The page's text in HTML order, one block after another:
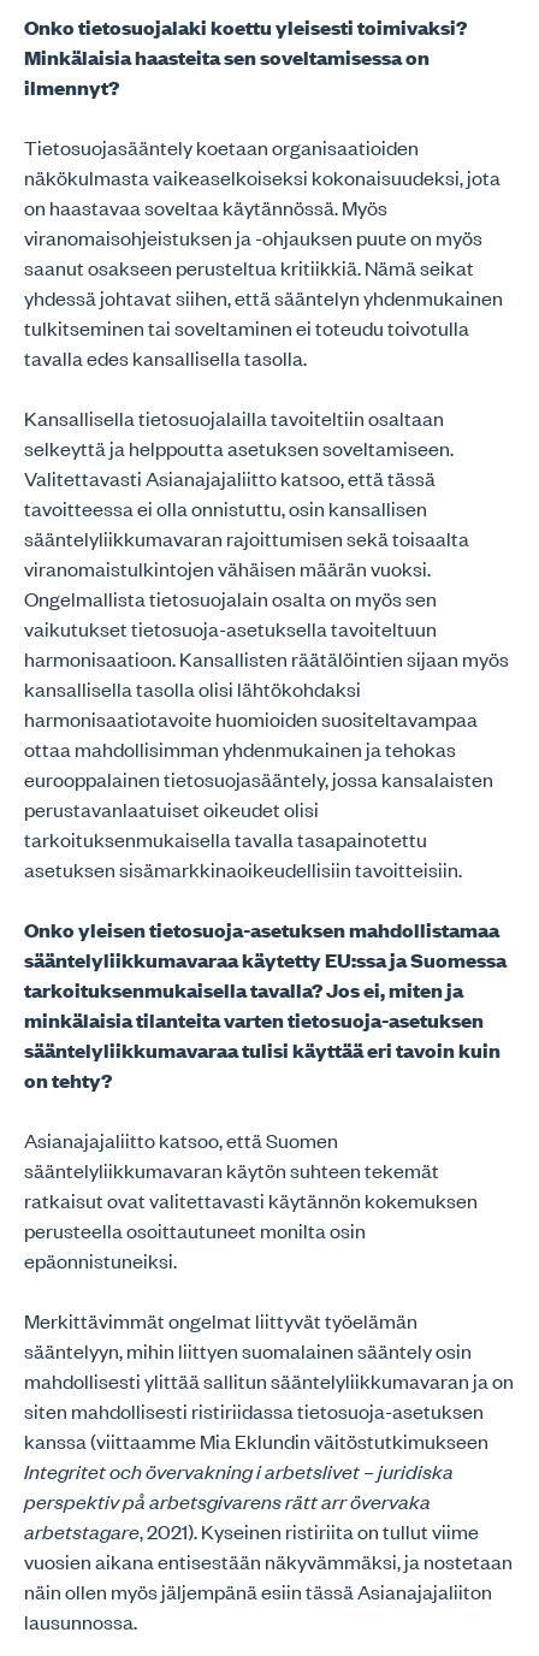
Onko tietosuojalaki koettu yleisesti toimivaksi?
Minkälaisia haasteita sen soveltamisessa on
ilmennyt?
Tietosuojasääntely koetaan organisaatioiden
näkökulmasta vaikeaselkoiseksi kokonaisuudeksi, jota
on haastavaa soveltaa käytännössä. Myös
viranomaisohjeistuksen ja -ohjauksen puute on myös
saanut osakseen perusteltua kritiikkiä. Nämä seikat
yhdessä johtavat siihen, että sääntelyn yhdenmukainen
tulkitseminen tai soveltaminen ei toteudu toivotulla
tavalla edes kansallisella tasolla.
Kansallisella tietosuojalailla tavoiteltiin osaltaan
selkeyttä ja helppoutta asetuksen soveltamiseen.
Valitettavasti Asianajajaliitto katsoo, että tässä
tavoitteessa ei olla onnistuttu, osin kansallisen
sääntelyliikkumavaran rajoittumisen sekä toisaalta
viranomaistulkintojen vähäisen määrän vuoksi.
Ongelmallista tietosuojalain osalta on myös sen
vaikutukset tietosuoja-asetuksella tavoiteltuun
harmonisaatioon. Kansallisten räätälöintien sijaan myös
kansallisella tasolla olisi lähtökohdaksi
harmonisaatiotavoite huomioiden suositeltavampaa
ottaa mahdollisimman yhdenmukainen ja tehokas
eurooppalainen tietosuojasääntely, jossa kansalaisten
perustavanlaatuiset oikeudet olisi
tarkoituksenmukaisella tavalla tasapainotettu
asetuksen sisämarkkinaoikeudellisiin tavoitteisiin.
Onko yleisen tietosuoja-asetuksen mahdollistamaa
sääntelyliikkumavaraa käytetty EU:ssa ja Suomessa
tarkoituksenmukaisella tavalla? Jos ei, miten ja
minkälaisia tilanteita varten tietosuoja-asetuksen
sääntelyliikkumavaraa tulisi käyttää eri tavoin kuin
on tehty?
Asianajajaliitto katsoo, että Suomen
sääntelyliikkumavaran käytön suhteen tekemät
ratkaisut ovat valitettavasti käytännön kokemuksen
perusteella osoittautuneet monilta osin
epäonnistuneiksi.
Merkittävimmät ongelmat liittyvät työelämän
sääntelyyn, mihin liittyen suomalainen sääntely osin
mahdollisesti ylittää sallitun sääntelyliikkumavaran ja on
siten mahdollisesti ristiriidassa tietosuoja-asetuksen
kanssa (viittaamme Mia Eklundin väitöstutkimukseen
Integritet och övervakning i arbetslivet – juridiska
perspektiv på arbetsgivarens rätt arr övervaka
arbetstagare, 2021). Kyseinen ristiriita on tullut viime
vuosien aikana entisestään näkyvämmäksi, ja nostetaan
näin ollen myös jäljempänä esiin tässä Asianajajaliiton
lausunnossa.